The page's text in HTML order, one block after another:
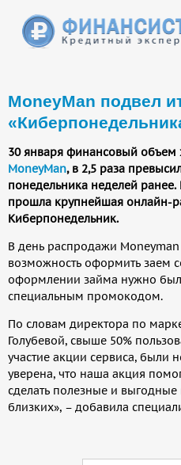
MoneyMan подвел
30 января финансовый
MoneyMan, в 2,5 раза
понедельника неделей
прошла крупнейшая онлайн-
Киберпонедельник.
В день распродажи
возможность оформить заем
оформлении займа нужно
специальным промокодом.
По словам директора по
Голубевой, свыше 50%
участие акции сервиса, были
уверена, что наша акция
сделать полезные и
близких», – добавила